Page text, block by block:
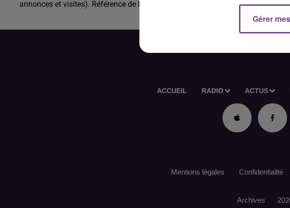
annonces et visites). Référence de l’offre Pôle Emploi : 8541255
ACCUEIL RADIO ACTUS
Mentions légales Confidentialité
Archives
Gérer